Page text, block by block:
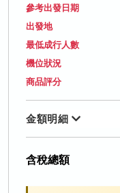
參考出發日期
出發地
最低成行人數
機位狀況
商品評分
金額明細
含稅總額